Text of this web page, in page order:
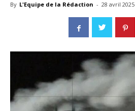
By L'Equipe de la Rédaction - 28 avril 2025